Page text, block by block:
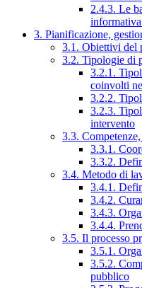
2.4.3. Le
3. Pianificazione,
3.1. Obiettivi del
3.2. Tipologie di
3.2.1.
coinvolti
3.2.2.
3.2.3.
intervento
3.3.
3.3.1.
3.3.2.
3.4. Metodo di
3.4.1.
3.4.2.
3.4.3.
3.4.4.
3.5. Il processo
3.5.1.
3.5.2.
pubblico